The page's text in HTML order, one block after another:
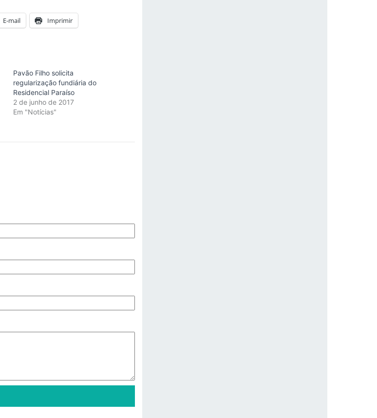
E-mail Imprimir
Pavão Filho solicita
regularização fundiária do
Residencial Paraíso
2 de junho de 2017
Em "Notícias"